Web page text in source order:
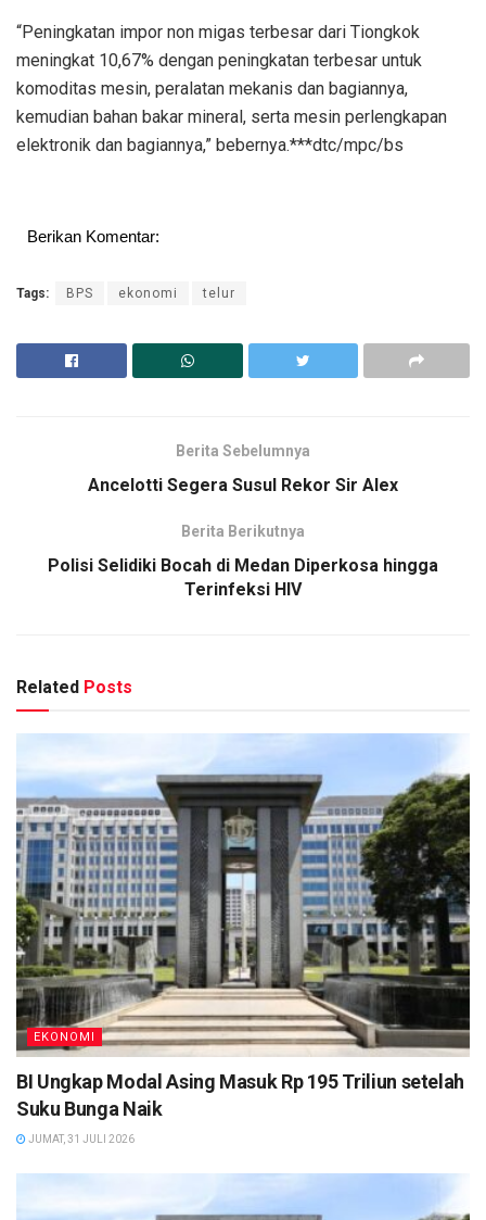
“Peningkatan impor non migas terbesar dari Tiongkok
meningkat 10,67% dengan peningkatan terbesar untuk
komoditas mesin, peralatan mekanis dan bagiannya,
kemudian bahan bakar mineral, serta mesin perlengkapan
elektronik dan bagiannya,” bebernya.***dtc/mpc/bs
Berikan Komentar:
Tags: BPS ekonomi telur
Berita Sebelumnya
Ancelotti Segera Susul Rekor Sir Alex
Berita Berikutnya
Polisi Selidiki Bocah di Medan Diperkosa hingga
Terinfeksi HIV
Related Posts
EKONOMI
BI Ungkap Modal Asing Masuk Rp 195 Triliun setelah
Suku Bunga Naik
JUMAT, 31 JULI 2026